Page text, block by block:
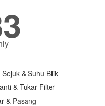
& Suhu Bilik
& Tukar Filter
& Pasang